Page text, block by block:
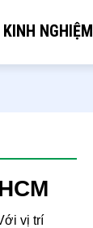
KINH NGHIỆM
vị trí